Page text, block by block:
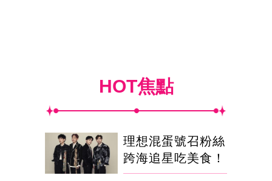
HOT焦點
理想混蛋號召粉絲
跨海追星吃美食！